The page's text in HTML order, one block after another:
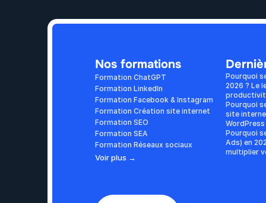
Nos formations
Formation ChatGPT
Formation LinkedIn
Formation Facebook & Instagram
Formation Création site internet
Formation SEO
Formation SEA
Formation Réseaux sociaux
Voir plus →
Pourquoi
2026 ? Le
Pourquoi
site
Pourquoi
Ads) en
multiplier